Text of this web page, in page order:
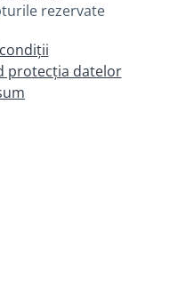
rezervate
protecția datelor